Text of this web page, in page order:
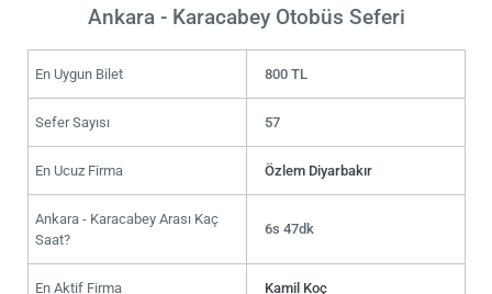
Ankara - Karacabey Otobüs Seferi
En Uygun Bilet 800 TL
Sefer Sayısı 57
En Ucuz Firma Özlem Diyarbakır
Ankara - Karacabey Arası Kaç
Saat?
6s 47dk
En Aktif Firma Kamil Koç